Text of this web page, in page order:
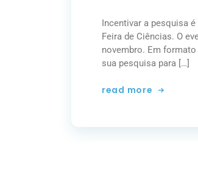
Incentivar a pesquisa
Feira de Ciências. O
novembro. Em
sua pesquisa para […]
read more